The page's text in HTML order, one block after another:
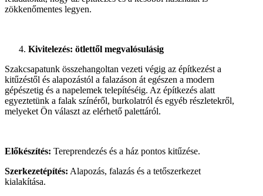
zökkenőmentes legyen.
Kivitelezés: ötlettől megvalósulásig
Szakcsapatunk összehangoltan vezeti végig az építkezést a
kitűzéstől és alapozástól a falazáson át egészen a modern
gépészetig és a napelemek telepítéséig. Az építkezés alatt
egyeztetünk a falak színéről, burkolatról és egyéb részletekről,
melyeket Ön választ az elérhető palettáról.
Előkészítés: Tereprendezés és a ház pontos kitűzése.
Szerkezetépítés: Alapozás, falazás és a tetőszerkezet
kialakítása.